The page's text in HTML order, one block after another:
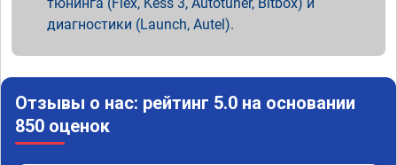
диагностики (Launch, Autel).
Отзывы о нас: рейтинг 5.0 на основании
850 оценок